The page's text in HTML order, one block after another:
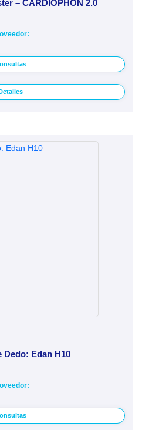
– CARDIOPHON 2.0
Dedo: Edan H10